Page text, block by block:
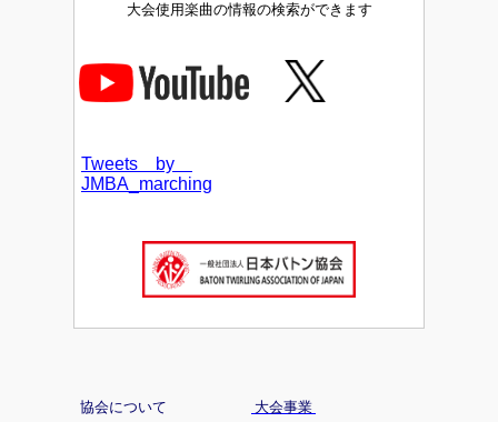
大会使用楽曲の情報の検索ができます
Tweets by
JMBA_marching
協会について 大会事業